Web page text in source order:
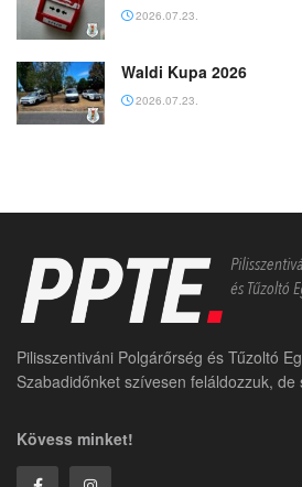
2026.07.23.
Waldi Kupa 2026
2026.07.23.
Pilisszentiváni Polgárőrség és Tűzoltó
Szabadidőnket szívesen feláldozzuk, de
Kövess minket!